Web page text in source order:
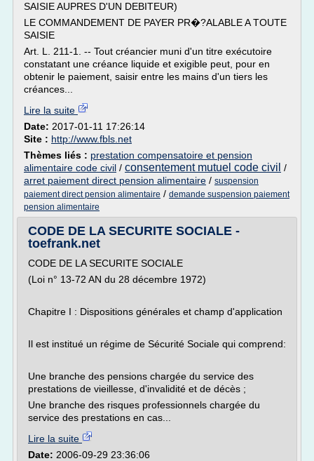
SAISIE AUPRES D'UN DEBITEUR)
LE COMMANDEMENT DE PAYER PR�?ALABLE A TOUTE
SAISIE
Art. L. 211-1. -- Tout créancier muni d'un titre exécutoire
constatant une créance liquide et exigible peut, pour en
obtenir le paiement, saisir entre les mains d'un tiers les
créances...
Lire la suite
Date: 2017-01-11 17:26:14
Site : http://www.fbls.net
Thèmes liés : prestation compensatoire et pension
alimentaire code civil / consentement mutuel code civil /
arret paiement direct pension alimentaire / suspension
paiement direct pension alimentaire / demande suspension paiement
pension alimentaire
CODE DE LA SECURITE SOCIALE -
toefrank.net
CODE DE LA SECURITE SOCIALE
(Loi n° 13-72 AN du 28 décembre 1972)
Chapitre I : Dispositions générales et champ d'application
Il est institué un régime de Sécurité Sociale qui comprend:
Une branche des pensions chargée du service des
prestations de vieillesse, d'invalidité et de décès ;
Une branche des risques professionnels chargée du
service des prestations en cas...
Lire la suite
Date: 2006-09-29 23:36:06